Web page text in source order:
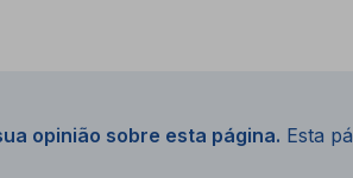
opinião sobre esta página. Esta